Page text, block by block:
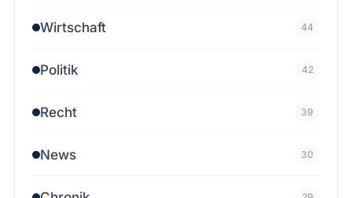
Wirtschaft 44
Politik 42
Recht 39
News 30